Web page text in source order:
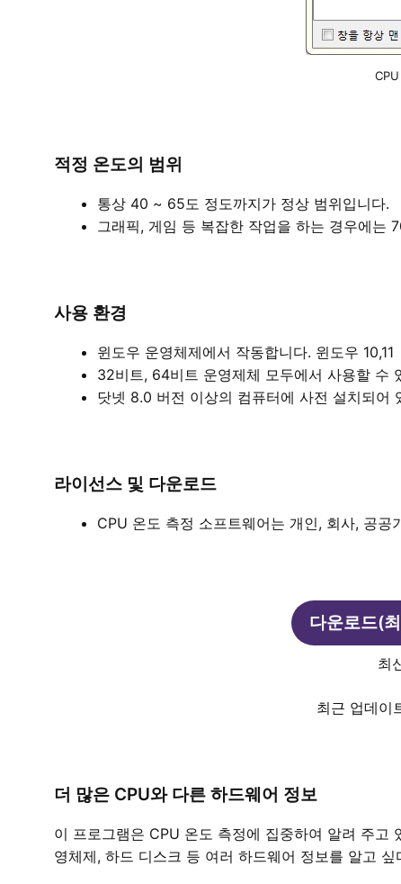
적정 온도의 범위
통상 40 ~ 65도 정도까지가 정상 범위입니다.
그래픽, 게임 등 복잡한 작업을 하는 경우에는
사용 환경
윈도우 운영체제에서 작동합니다. 윈도우 10,11
32비트, 64비트 운영제체 모두에서 사용할 수
닷넷 8.0 버전 이상의 컴퓨터에 사전 설치되어
라이선스 및 다운로드
CPU 온도 측정 소프트웨어는 개인, 회사, 공
다운로드(
최
최근 업데이
더 많은 CPU와 다른 하드웨어 정보
이 프로그램은 CPU 온도 측정에 집중하여 알려 주고
영체제, 하드 디스크 등 여러 하드웨어 정보를 알고 싶